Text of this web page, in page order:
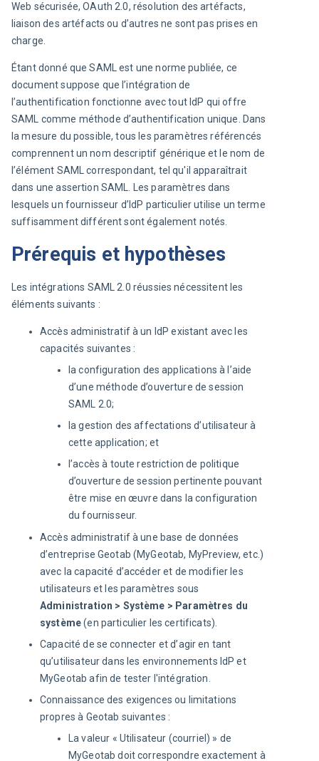
Web sécurisée, OAuth 2.0, résolution des artéfacts,
liaison des artéfacts ou d’autres ne sont pas prises en
charge.
Étant donné que SAML est une norme publiée, ce
document suppose que l’intégration de
l’authentification fonctionne avec tout IdP qui offre
SAML comme méthode d’authentification unique. Dans
la mesure du possible, tous les paramètres référencés
comprennent un nom descriptif générique et le nom de
l’élément SAML correspondant, tel qu'il apparaîtrait
dans une assertion SAML. Les paramètres dans
lesquels un fournisseur d’IdP particulier utilise un terme
suffisamment différent sont également notés.
Prérequis et hypothèses
Les intégrations SAML 2.0 réussies nécessitent les
éléments suivants :
Accès administratif à un IdP existant avec les
capacités suivantes :
la configuration des applications à l’aide
d’une méthode d’ouverture de session
SAML 2.0;
la gestion des affectations d’utilisateur à
cette application; et
l’accès à toute restriction de politique
d’ouverture de session pertinente pouvant
être mise en œuvre dans la configuration
du fournisseur.
Accès administratif à une base de données
d’entreprise Geotab (MyGeotab, MyPreview, etc.)
avec la capacité d’accéder et de modifier les
utilisateurs et les paramètres sous
Administration > Système > Paramètres du
système(en particulier les certificats).
Capacité de se connecter et d’agir en tant
qu’utilisateur dans les environnements IdP et
MyGeotab afin de tester l'intégration.
Connaissance des exigences ou limitations
propres à Geotab suivantes :
La valeur « Utilisateur (courriel) » de
MyGeotab doit correspondre exactement à